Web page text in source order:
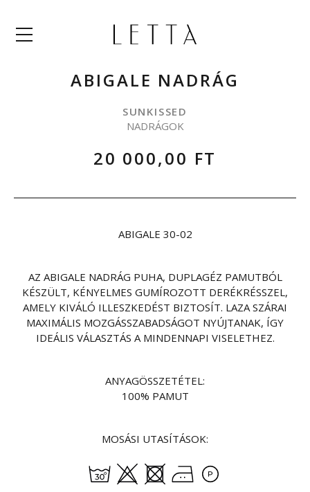
Menü
ABIGALE NADRÁG
SUNKISSED
NADRÁGOK
20 000,00 FT
ABIGALE 30-02
AZ ABIGALE NADRÁG PUHA, DUPLAGÉZ PAMUTBÓL
KÉSZÜLT, KÉNYELMES GUMÍROZOTT DERÉKRÉSSZEL,
AMELY KIVÁLÓ ILLESZKEDÉST BIZTOSÍT. LAZA SZÁRAI
MAXIMÁLIS MOZGÁSSZABADSÁGOT NYÚJTANAK, ÍGY
IDEÁLIS VÁLASZTÁS A MINDENNAPI VISELETHEZ.
ANYAGÖSSZETÉTEL:
100% PAMUT
MOSÁSI UTASÍTÁSOK: